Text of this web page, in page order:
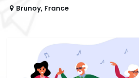
Brunoy, France